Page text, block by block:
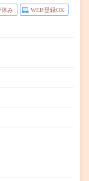
休み WEB登録OK